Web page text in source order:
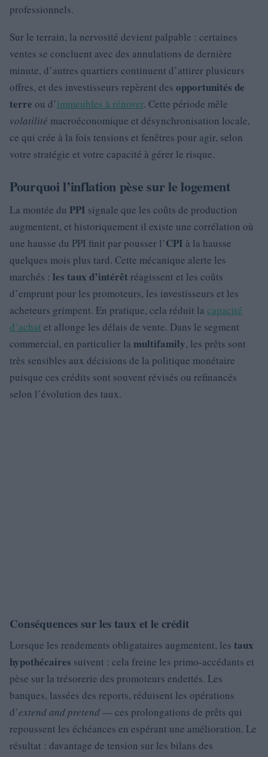
professionnels.
Sur le terrain, la nervosité devient palpable : certaines
ventes se concluent avec des annulations de dernière
minute, d’autres quartiers continuent d’attirer plusieurs
offres, et des investisseurs repèrent des opportunités de
terre ou d’immeubles à rénover. Cette période mêle
volatilité macroéconomique et désynchronisation locale,
ce qui crée à la fois tensions et fenêtres pour agir, selon
votre stratégie et votre capacité à gérer le risque.
Pourquoi l’inflation pèse sur le logement
La montée du PPI signale que les coûts de production
augmentent, et historiquement il existe une corrélation où
une hausse du PPI finit par pousser l’CPI à la hausse
quelques mois plus tard. Cette mécanique alerte les
marchés : les taux d’intérêt réagissent et les coûts
d’emprunt pour les promoteurs, les investisseurs et les
acheteurs grimpent. En pratique, cela réduit la capacité
d’achat et allonge les délais de vente. Dans le segment
commercial, en particulier la multifamily, les prêts sont
très sensibles aux décisions de la politique monétaire
puisque ces crédits sont souvent révisés ou refinancés
selon l’évolution des taux.
Conséquences sur les taux et le crédit
Lorsque les rendements obligataires augmentent, les taux
hypothécaires suivent : cela freine les primo-accédants et
pèse sur la trésorerie des promoteurs endettés. Les
banques, lassées des reports, réduisent les opérations
d’extend and pretend— ces prolongations de prêts qui
repoussent les échéances en espérant une amélioration. Le
résultat : davantage de tension sur les bilans des